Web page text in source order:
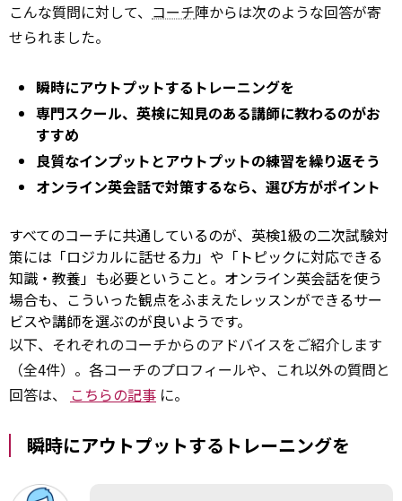
こんな質問に対して、 コーチ陣からは次のような回答が寄
せられました。
瞬時にアウトプットするトレーニングを
専門スクール、英検に知見のある講師に教わるのがお
すすめ
良質なインプットとアウトプットの練習を繰り返そう
オンライン英会話で対策するなら、選び方がポイント
すべてのコーチに共通しているのが、英検1級の二次試験対
策には「ロジカルに話せる力」や「トピックに対応できる
知識・教養」も必要ということ。オンライン英会話を使う
場合も、こういった観点をふまえたレッスンができるサー
ビスや講師を選ぶのが良いようです。
以下、それぞれのコーチからのアドバイスをご紹介します
（全4件）。各コーチのプロフィールや、これ以外の質問と
回答は、 こちらの記事 に。
瞬時にアウトプットするトレーニングを